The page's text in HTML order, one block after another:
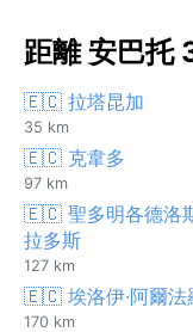
距離 安巴托
🇪🇨 拉塔昆加
35 km
🇪🇨 克韋多
97 km
🇪🇨 聖多明各德洛
拉多斯
127 km
🇪🇨 埃洛伊·阿爾法
170 km